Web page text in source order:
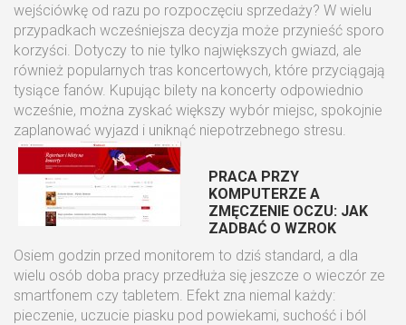
wejściówkę od razu po rozpoczęciu sprzedaży? W wielu
przypadkach wcześniejsza decyzja może przynieść sporo
korzyści. Dotyczy to nie tylko największych gwiazd, ale
również popularnych tras koncertowych, które przyciągają
tysiące fanów. Kupując bilety na koncerty odpowiednio
wcześnie, można zyskać większy wybór miejsc, spokojnie
zaplanować wyjazd i uniknąć niepotrzebnego stresu.
PRACA PRZY
KOMPUTERZE A
ZMĘCZENIE OCZU: JAK
ZADBAĆ O WZROK
Osiem godzin przed monitorem to dziś standard, a dla
wielu osób doba pracy przedłuża się jeszcze o wieczór ze
smartfonem czy tabletem. Efekt zna niemal każdy:
pieczenie, uczucie piasku pod powiekami, suchość i ból